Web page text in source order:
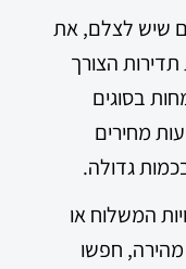
שיש לצלם, את
הצורך
בסוגים
מחירים
גדולה.
המשלוח או
חפשו